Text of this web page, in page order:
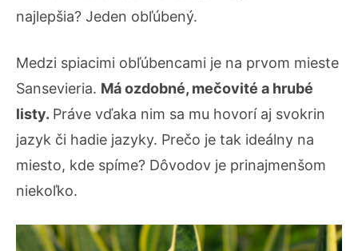
najlepšia? Jeden obľúbený.
Medzi spiacimi obľúbencami je na prvom mieste
Sansevieria. Má ozdobné, mečovité a hrubé
listy. Práve vďaka nim sa mu hovorí aj svokrin
jazyk či hadie jazyky. Prečo je tak ideálny na
miesto, kde spíme? Dôvodov je prinajmenšom
niekoľko.